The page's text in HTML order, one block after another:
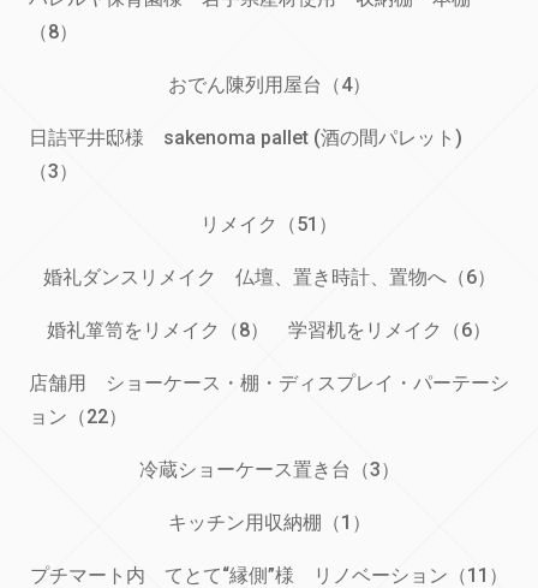
（8）
おでん陳列用屋台（4）
日詰平井邸様 sakenoma pallet (酒の間パレット)
（3）
リメイク（51）
婚礼ダンスリメイク 仏壇、置き時計、置物へ（6）
婚礼箪笥をリメイク（8） 学習机をリメイク（6）
店舗用 ショーケース・棚・ディスプレイ・パーテーシ
ョン（22）
冷蔵ショーケース置き台（3）
キッチン用収納棚（1）
プチマート内 てとて“縁側”様 リノベーション（11）